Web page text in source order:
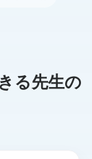
る先生の